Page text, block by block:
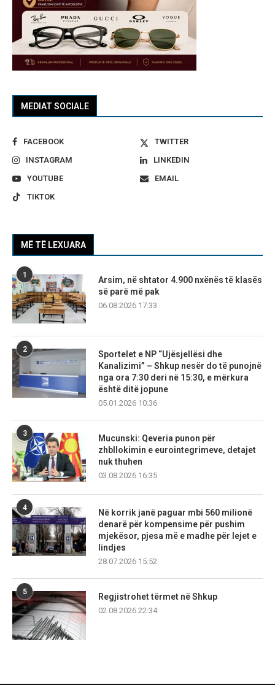
MEDIAT SOCIALE
FACEBOOK
TWITTER
INSTAGRAM
LINKEDIN
YOUTUBE
EMAIL
TIKTOK
MË TË LEXUARA
1
Arsim, në shtator 4.900 nxënës të klasës
së parë më pak
06.08.2026 17:33
2
Sportelet e NP “Ujësjellësi dhe
Kanalizimi” – Shkup nesër do të punojnë
nga ora 7:30 deri në 15:30, e mërkura
është ditë jopune
05.01.2026 10:36
3
Mucunski: Qeveria punon për
zhbllokimin e eurointegrimeve, detajet
nuk thuhen
03.08.2026 16:35
4
Në korrik janë paguar mbi 560 milionë
denarë për kompensime për pushim
mjekësor, pjesa më e madhe për lejet e
lindjes
28.07.2026 15:52
5
Regjistrohet tërmet në Shkup
02.08.2026 22:34